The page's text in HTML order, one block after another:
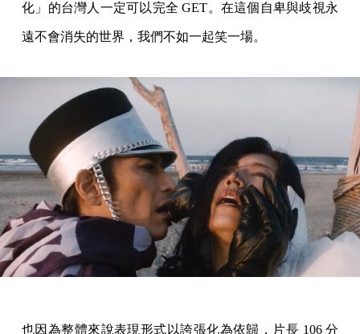
化」的台灣人一定可以完全 GET。在這個自卑與歧視永
遠不會消失的世界，我們不如一起笑一場。
也因為整體來說表現形式以誇張化為依歸，片長 106 分